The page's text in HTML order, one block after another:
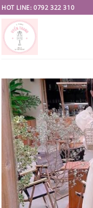
HOT LINE: 0792 322 310